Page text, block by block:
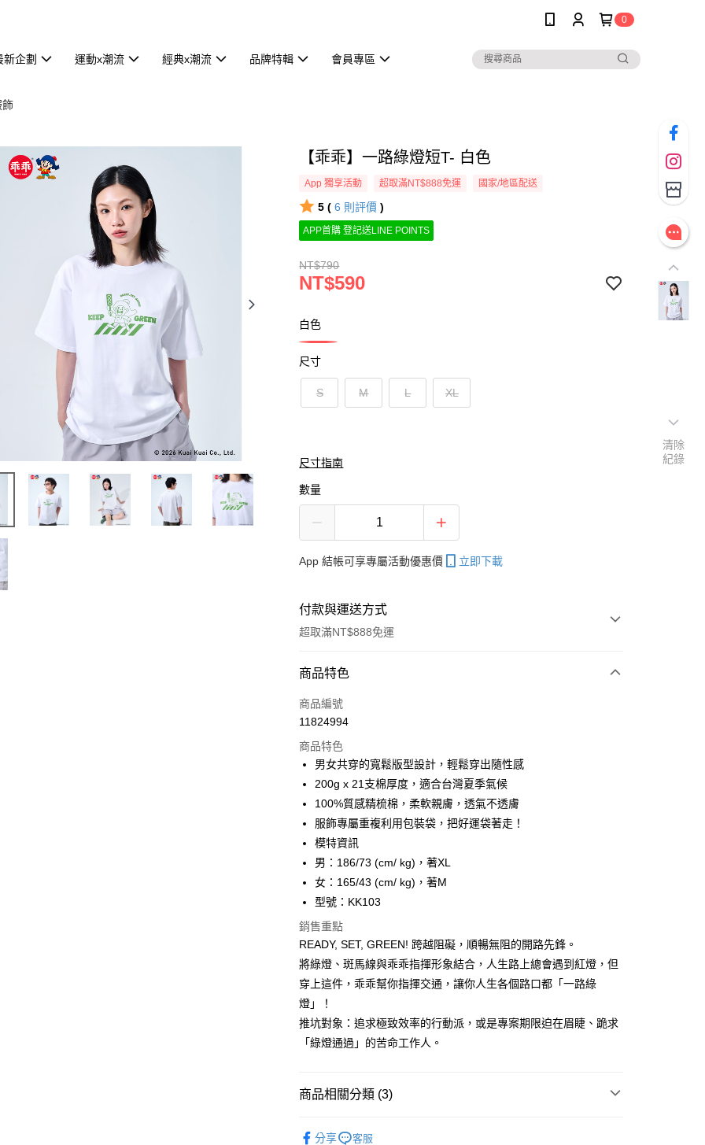
0
新企劃 運動x潮流 經典x潮流 品牌特輯 會員專區
飾
【乖乖】一路綠燈短T- 白色
App 獨享活動 超取滿NT$888免運 國家/地區配送
5 ( 6 則評價 )
APP首購 登記送LINE POINTS
NT$790
NT$590
白色
尺寸
S M L XL
尺寸指南
數量
App 結帳可享專屬活動優惠價 立即下載
付款與運送方式
超取滿NT$888免運
付款方式
信用卡一次付款
LINE Pay
Apple Pay
ATM付款
運送方式
全家取貨付款
每筆NT$100，滿NT$888(含以上)免運費
付款後全家取貨
每筆NT$100，滿NT$888(含以上)免運費
7-11取貨付款
每筆NT$100，滿NT$888(含以上)免運費
付款後7-11取貨
宅配
商品特色
商品編號
11824994
商品特色
男女共穿的寬鬆版型設計，輕鬆穿出隨性感
200g x 21支棉厚度，適合台灣夏季氣候
100%質感精梳棉，柔軟親膚，透氣不透膚
服飾專屬重複利用包裝袋，把好運袋著走！
模特資訊
男：186/73 (cm/ kg)，著XL
女：165/43 (cm/ kg)，著M
型號：KK103
銷售重點
READY, SET, GREEN! 跨越阻礙，順暢無阻的開路先鋒。
將綠燈、斑馬線與乖乖指揮形象結合，人生路上總會遇到紅燈，但
穿上這件，乖乖幫你指揮交通，讓你人生各個路口都「一路綠
燈」！
推坑對象：追求極致效率的行動派，或是專案期限迫在眉睫、跪求
「綠燈通過」的苦命工作人。
商品相關分類 (3)
分享 客服
清除
紀錄